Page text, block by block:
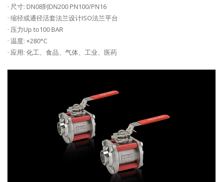
· 尺寸: DN08到DN200 PN100/PN16
· 缩径或通径活套法兰设计ISO法兰平台
· 压力Up to100 BAR
· 温度: +280°C
· 应用: 化工、食品、气体、工业、医药